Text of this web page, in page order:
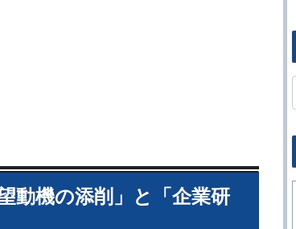
動機の添削」と「企業研